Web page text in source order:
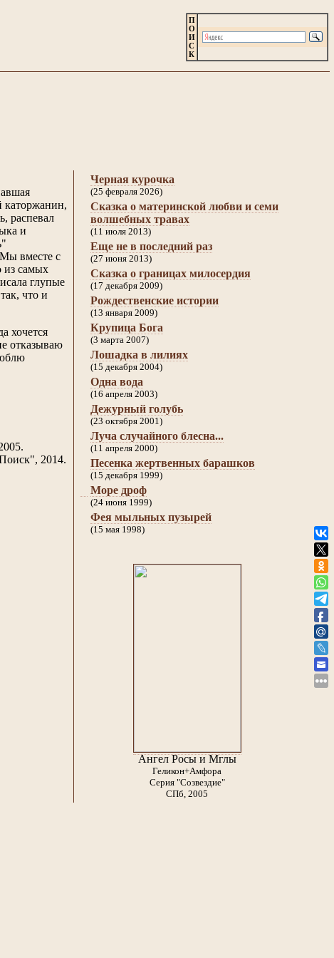
П
О
И
С
К
каторжанин,
распевал
и
вместе с
из самых
глупые
что и
хочется
отказываю
2014.
Черная курочка
(25 февраля 2026)
Сказка о материнской любви и семи
волшебных травах
(11 июля 2013)
Еще не в последний раз
(27 июня 2013)
Сказка о границах милосердия
(17 декабря 2009)
Рождественские истории
(13 января 2009)
Крупица Бога
(3 марта 2007)
Лошадка в лилиях
(15 декабря 2004)
Одна вода
(16 апреля 2003)
Дежурный голубь
(23 октября 2001)
Луча случайного блесна...
(11 апреля 2000)
Песенка жертвенных барашков
(15 декабря 1999)
Море дроф
(24 июня 1999)
Фея мыльных пузырей
(15 мая 1998)
Ангел Росы и Мглы
Геликон+Амфора
Серия "Созвездие"
СПб, 2005